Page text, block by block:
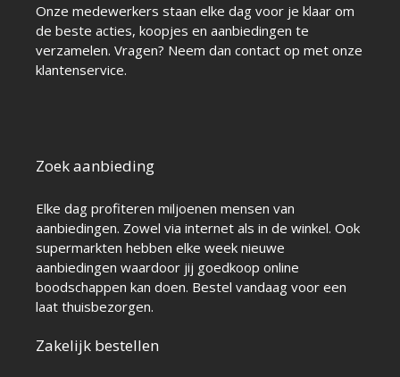
Onze medewerkers staan elke dag voor je klaar om
de beste acties, koopjes en aanbiedingen te
verzamelen. Vragen? Neem dan contact op met onze
klantenservice.
Zoek aanbieding
Elke dag profiteren miljoenen mensen van
aanbiedingen. Zowel via internet als in de winkel. Ook
supermarkten hebben elke week nieuwe
aanbiedingen waardoor jij goedkoop online
boodschappen kan doen. Bestel vandaag voor een
laat thuisbezorgen.
Zakelijk bestellen